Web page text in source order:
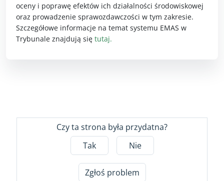
oceny i poprawę efektów ich działalności środowiskowej
oraz prowadzenie sprawozdawczości w tym zakresie.
Szczegółowe informacje na temat systemu EMAS w
Trybunale znajdują się tutaj.
Czy ta strona była przydatna?
Tak
Nie
Zgłoś problem